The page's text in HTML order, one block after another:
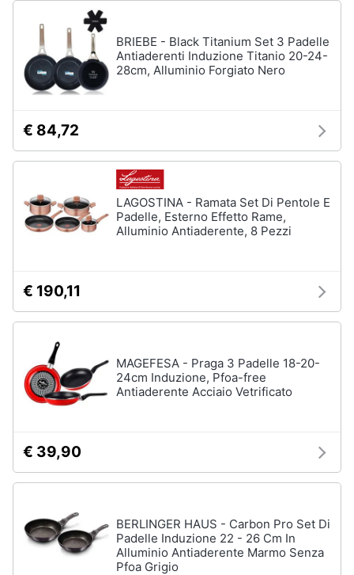
BRIEBE - Black Titanium Set 3 Padelle
Antiaderenti Induzione Titanio 20-24-
28cm, Alluminio Forgiato Nero
€ 84,72
LAGOSTINA - Ramata Set Di Pentole E
Padelle, Esterno Effetto Rame,
Alluminio Antiaderente, 8 Pezzi
€ 190,11
MAGEFESA - Praga 3 Padelle 18-20-
24cm Induzione, Pfoa-free
Antiaderente Acciaio Vetrificato
€ 39,90
BERLINGER HAUS - Carbon Pro Set Di
Padelle Induzione 22 - 26 Cm In
Alluminio Antiaderente Marmo Senza
Pfoa Grigio